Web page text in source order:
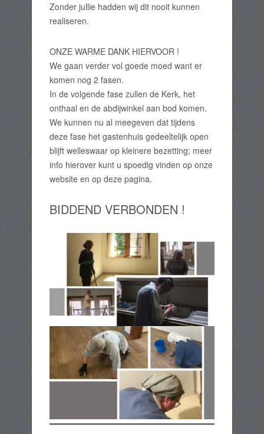
Zonder jullie hadden wij dit nooit kunnen
realiseren.
ONZE WARME DANK HIERVOOR !
We gaan verder vol goede moed want er
komen nog 2 fasen.
In de volgende fase zullen de Kerk, het
onthaal en de abdijwinkel aan bod komen.
We kunnen nu al meegeven dat tijdens
deze fase het gastenhuis gedeeltelijk open
blijft welleswaar op kleinere bezetting; meer
info hierover kunt u spoedig vinden op onze
website en op deze pagina.
BIDDEND VERBONDEN !